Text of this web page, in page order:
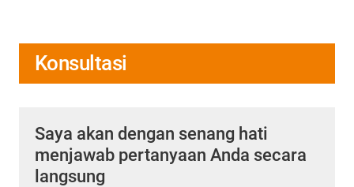
Konsultasi
Saya akan dengan senang hati
menjawab pertanyaan Anda secara
langsung